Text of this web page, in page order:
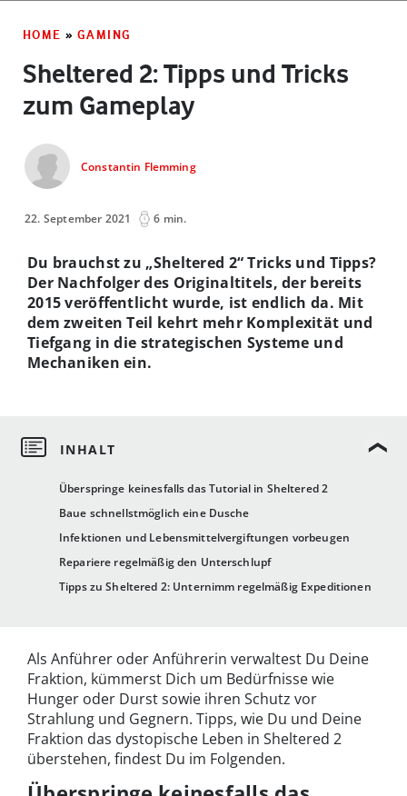
HOME » GAMING
Sheltered 2: Tipps und Tricks
zum Gameplay
Constantin Flemming
22. September 2021 6 min.
Überspringe keinesfalls das Tutorial in Sheltered 2
Baue schnellstmöglich eine Dusche
Infektionen und Lebensmittelvergiftungen vorbeugen
Repariere regelmäßig den Unterschlupf
Tipps zu Sheltered 2: Unternimm regelmäßig Expeditionen
Du brauchst zu „Sheltered 2“ Tricks und Tipps?
Der Nachfolger des Originaltitels, der bereits
2015 veröffentlicht wurde, ist endlich da. Mit
dem zweiten Teil kehrt mehr Komplexität und
Tiefgang in die strategischen Systeme und
Mechaniken ein.
Als Anführer oder Anführerin verwaltest Du Deine
Fraktion, kümmerst Dich um Bedürfnisse wie
Hunger oder Durst sowie ihren Schutz vor
Strahlung und Gegnern. Tipps, wie Du und Deine
Fraktion das dystopische Leben in Sheltered 2
überstehen, findest Du im Folgenden.